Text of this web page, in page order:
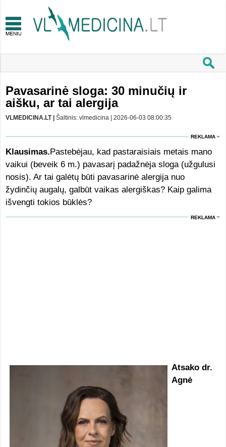
Pavasarinė sloga: 30 minučių ir
aišku, ar tai alergija
VLMEDICINA.LT | Šaltinis: vlmedicina | 2026-06-03 08:00:35
REKLAMA
Klausimas.Pastebėjau, kad pastaraisiais metais mano
vaikui (beveik 6 m.) pavasarį padažnėja sloga (užgulusi
nosis). Ar tai galėtų būti pavasarinė alergija nuo
žydinčių augalų, galbūt vaikas alergiškas? Kaip galima
išvengti tokios būklės?
REKLAMA
Atsako dr.
Agnė